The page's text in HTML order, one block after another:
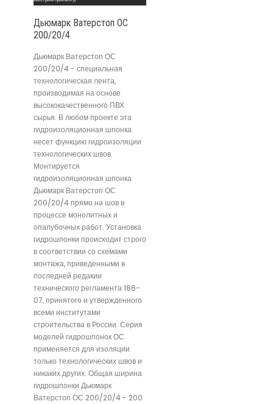
Дьюмарк Ватерстоп ОС
200/20/4
Дьюмарк Ватерстоп ОС
200/20/4 - специальная
технологическая лента,
производимая на основе
высококачественного ПВХ
сырья. В любом проекте эта
гидроизоляционная шпонка
несет функцию гидроизоляции
технологических швов.
Монтируется
гидроизоляционная шпонка
Дьюмарк Ватерстоп ОС
200/20/4 прямо на шов в
процессе монолитных и
опалубочных работ. Установка
гидрошпонки происходит строго
в соответствии со схемами
монтажа, приведенными в
последней редакии
технического регламента 186-
07, принятого и утвержденного
всеми институтами
строительства в России. Серия
моделей гидрошпонок ОС
применяется для изоляции
только технологических швов и
никаких других. Общая ширина
гидрошпонки Дьюмарк
Ватерстоп ОС 200/20/4 - 200